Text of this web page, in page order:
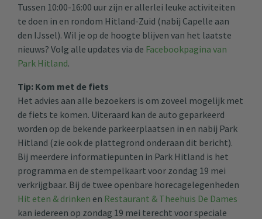
Tussen 10:00-16:00 uur zijn er allerlei leuke activiteiten
te doen in en rondom Hitland-Zuid (nabij Capelle aan
den IJssel). Wil je op de hoogte blijven van het laatste
nieuws? Volg alle updates via de Facebookpagina van
Park Hitland.
Tip: Kom met de fiets
Het advies aan alle bezoekers is om zoveel mogelijk met
de fiets te komen. Uiteraard kan de auto geparkeerd
worden op de bekende parkeerplaatsen in en nabij Park
Hitland (zie ook de plattegrond onderaan dit bericht).
Bij meerdere informatiepunten in Park Hitland is het
programma en de stempelkaart voor zondag 19 mei
verkrijgbaar. Bij de twee openbare horecagelegenheden
Hit eten & drinken en Restaurant & Theehuis De Dames
kan iedereen op zondag 19 mei terecht voor speciale